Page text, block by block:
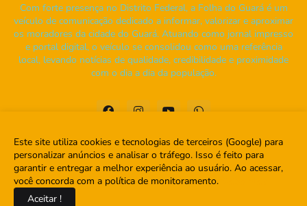
Com forte presença no Distrito Federal, a Folha do Guará é um
veículo de comunicação dedicado a informar, valorizar e aproximar
os moradores da cidade do Guará. Atuando como jornal impresso
e portal digital, o veículo se consolidou como uma referência
local, levando notícias de qualidade, credibilidade e proximidade
com o dia a dia da população.
Home Sobre Contato
Este site utiliza cookies e tecnologias de terceiros (Google) para
personalizar anúncios e analisar o tráfego. Isso é feito para
garantir e entregar a melhor experiência ao usuário. Ao acessar,
você concorda com a política de monitoramento.
Aceitar !